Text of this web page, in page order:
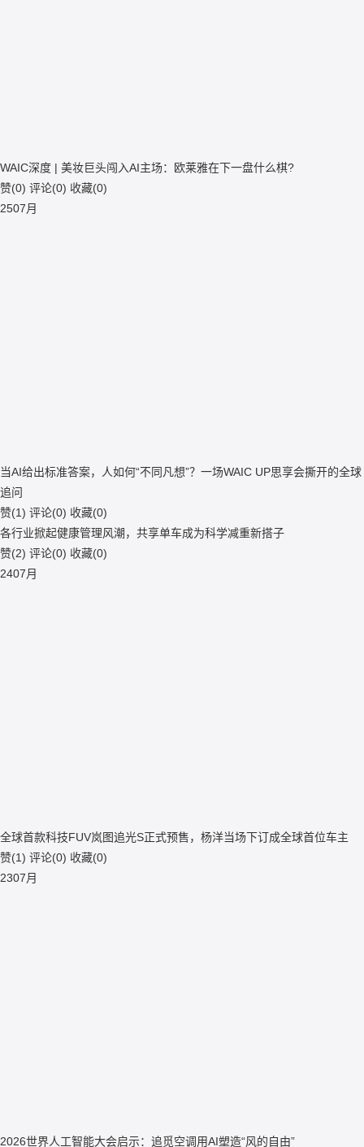
WAIC深度 | 美妆巨头闯入AI主场：欧莱雅在下一盘什么棋?
赞(0) 评论(0) 收藏(0)
2507月
当AI给出标准答案，人如何“不同凡想”？一场WAIC UP思享会撕开的全球
追问
赞(1) 评论(0) 收藏(0)
各行业掀起健康管理风潮，共享单车成为科学减重新搭子
赞(2) 评论(0) 收藏(0)
2407月
全球首款科技FUV岚图追光S正式预售，杨洋当场下订成全球首位车主
赞(1) 评论(0) 收藏(0)
2307月
2026世界人工智能大会启示：追觅空调用AI塑造“风的自由”